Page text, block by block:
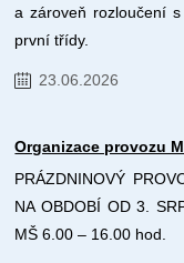
a zároveň rozloučení
první třídy.
23.06.2026
Organizace provozu
PRÁZDNINOVÝ
NA OBDOBÍ OD 3.
MŠ 6.00 – 16.00 hod.